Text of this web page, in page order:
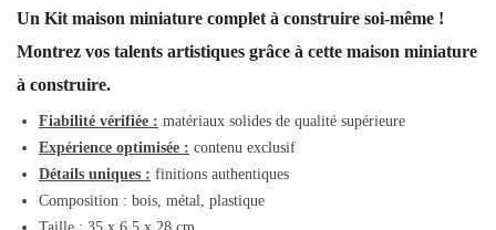
Un Kit maison miniature complet à construire soi-même !
Montrez vos talents artistiques grâce à cette maison miniature
à construire.
Fiabilité vérifiée : matériaux solides de qualité supérieure
Expérience optimisée : contenu exclusif
Détails uniques : finitions authentiques
Composition : bois, métal, plastique